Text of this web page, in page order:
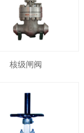
核级闸阀